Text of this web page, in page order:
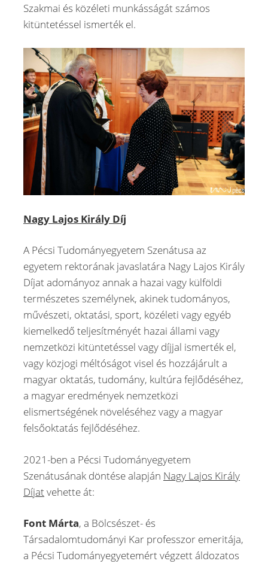
Szakmai és közéleti munkásságát számos
kitüntetéssel ismerték el.
Nagy Lajos Király Díj
A Pécsi Tudományegyetem Szenátusa az
egyetem rektorának javaslatára Nagy Lajos Király
Díjat adományoz annak a hazai vagy külföldi
természetes személynek, akinek tudományos,
művészeti, oktatási, sport, közéleti vagy egyéb
kiemelkedő teljesítményét hazai állami vagy
nemzetközi kitüntetéssel vagy díjjal ismerték el,
vagy közjogi méltóságot visel és hozzájárult a
magyar oktatás, tudomány, kultúra fejlődéséhez,
a magyar eredmények nemzetközi
elismertségének növeléséhez vagy a magyar
felsőoktatás fejlődéséhez.
2021-ben a Pécsi Tudományegyetem
Szenátusának döntése alapján Nagy Lajos Király
Díjatvehette át:
Font Márta, a Bölcsészet- és
Társadalomtudományi Kar professzor emeritája,
a Pécsi Tudományegyetemért végzett áldozatos